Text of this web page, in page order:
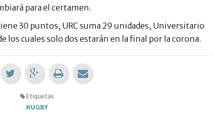
para el certamen.
30 puntos, URC suma 29 unidades, Universitario
los cuales solo dos estarán en la final por la corona.
Etiquetas
RUGBY